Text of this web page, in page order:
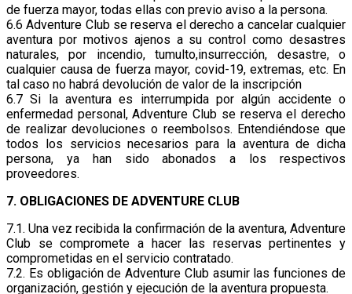
de fuerza mayor, todas ellas con previo aviso a la persona.
6.6 Adventure Club se reserva el derecho a cancelar cualquier
aventura por motivos ajenos a su control como desastres
naturales, por incendio, tumulto,insurrección, desastre, o
cualquier causa de fuerza mayor, covid-19, extremas, etc. En
tal caso no habrá devolución de valor de la inscripción
6.7 Si la aventura es interrumpida por algún accidente o
enfermedad personal, Adventure Club se reserva el derecho
de realizar devoluciones o reembolsos. Entendiéndose que
todos los servicios necesarios para la aventura de dicha
persona, ya han sido abonados a los respectivos
proveedores.
7. OBLIGACIONES DE ADVENTURE CLUB
7.1. Una vez recibida la confirmación de la aventura, Adventure
Club se compromete a hacer las reservas pertinentes y
comprometidas en el servicio contratado.
7.2. Es obligación de Adventure Club asumir las funciones de
organización, gestión y ejecución de la aventura propuesta.